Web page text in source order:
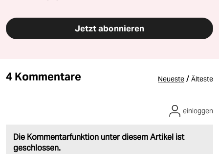
Jetzt abonnieren
4 Kommentare Neueste / Älteste
Die Kommentarfunktion unter diesem Artikel ist
geschlossen.
einloggen